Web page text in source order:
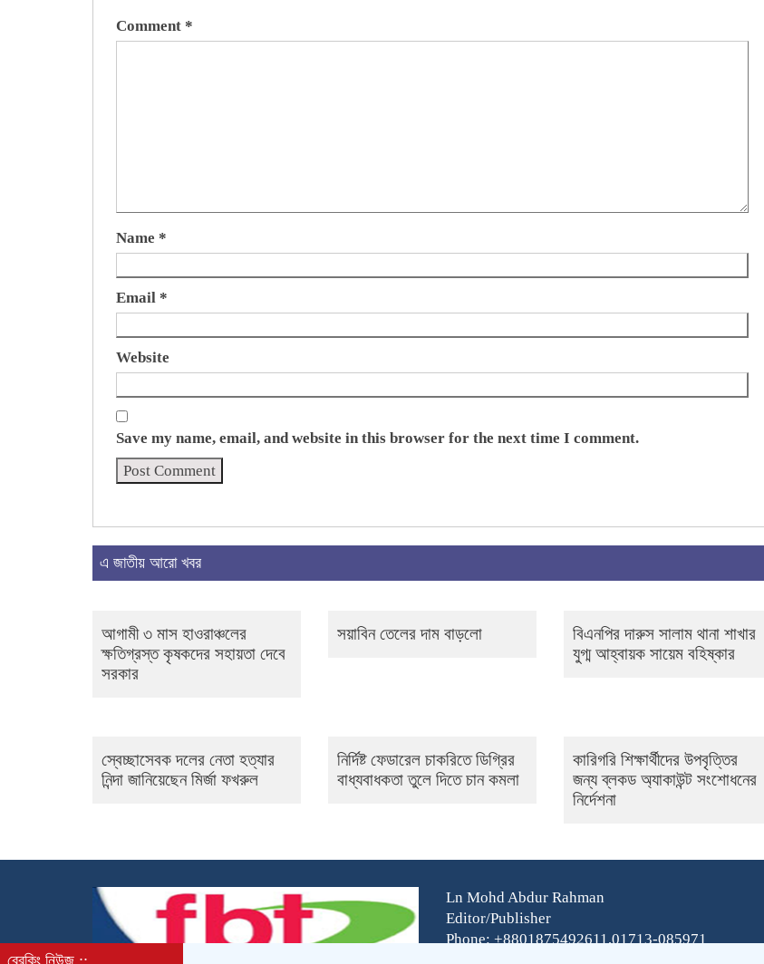
Comment *
Name *
Email *
Website
Save my name, email, and website in this browser for the next time I comment.
এ জাতীয় আরো খবর
আগামী ৩ মাস হাওরাঞ্চলের
ক্ষতিগ্রস্ত কৃষকদের সহায়তা দেবে
সরকার
সয়াবিন তেলের দাম বাড়লো
বিএনপির দারুস সালাম থানা শাখার
যুগ্ম আহ্বায়ক সায়েম বহিষ্কার
স্বেচ্ছাসেবক দলের নেতা হত্যার
নিন্দা জানিয়েছেন মির্জা ফখরুল
নির্দিষ্ট ফেডারেল চাকরিতে ডিগ্রির
বাধ্যবাধকতা তুলে দিতে চান কমলা
কারিগরি শিক্ষার্থীদের উপবৃত্তির
জন্য ব্লকড অ্যাকাউন্ট সংশোধনের
নির্দেশনা
Ln Mohd Abdur Rahman
Editor/Publisher
Phone: +8801875492611,01713-085971
ব্রেকিং নিউজ ::